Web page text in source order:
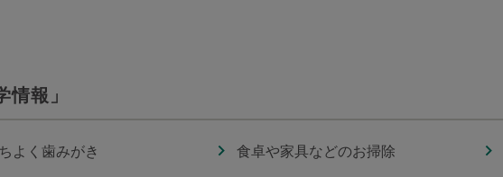
報」
よく歯みがき 食卓や家具などのお掃除